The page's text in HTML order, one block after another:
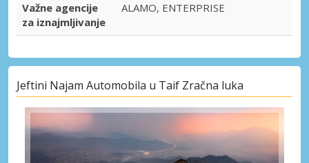
Važne agencije
za iznajmljivanje
ALAMO, ENTERPRISE
Jeftini Najam Automobila u Taif Zračna luka